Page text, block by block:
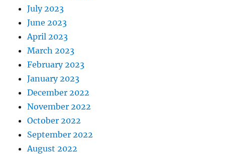
July 2023
June 2023
April 2023
March 2023
February 2023
January 2023
December 2022
November 2022
October 2022
September 2022
August 2022